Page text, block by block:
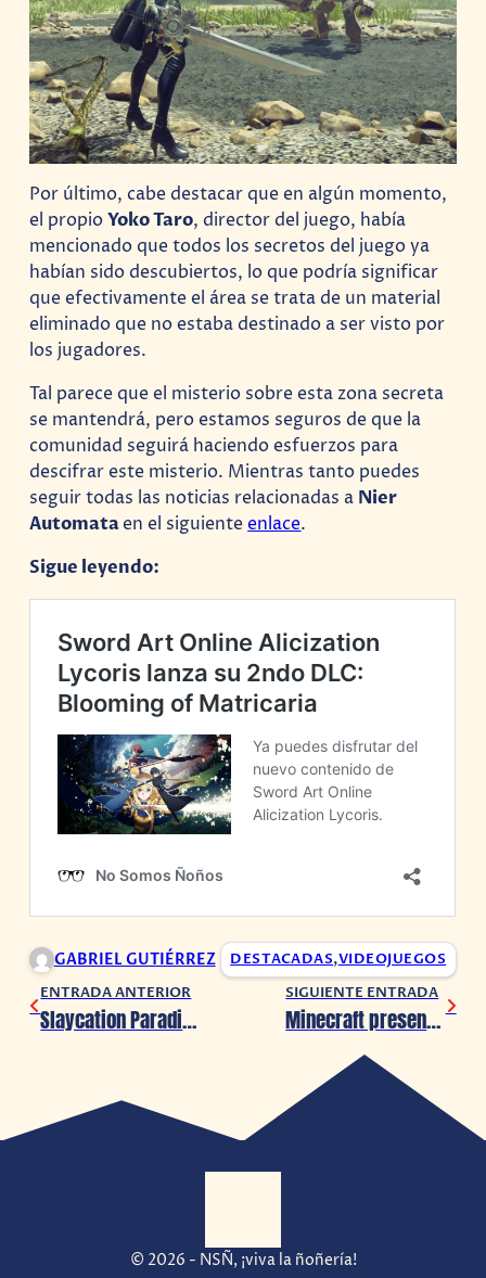
Por último, cabe destacar que en algún momento,
el propioYoko Taro, director del juego, había
mencionado que todos los secretos del juego ya
habían sido descubiertos, lo que podría significar
que efectivamente el área se trata de un material
eliminado que no estaba destinado a ser visto por
los jugadores.
Tal parece que el misterio sobre esta zona secreta
se mantendrá, pero estamos seguros de que la
comunidad seguirá haciendo esfuerzos para
descifrar este misterio. Mientras tanto puedes
seguir todas las noticias relacionadas a Nier
Automataen el siguienteenlace.
Sigue leyendo:
GABRIEL GUTIÉRREZ DESTACADAS,VIDEOJUEGOS
ENTRADA ANTERIOR
Slaycation Paradise confirma su fecha de lanzamiento y nos muestra nuevo tráiler
SIGUIENTE ENTRADA
Minecraft presenta DLC de Bob Esponja
© 2026 - NSÑ, ¡viva la ñoñería!